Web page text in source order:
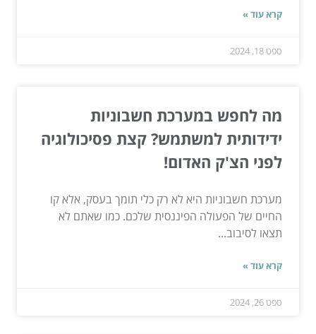
קרא עוד »
ספט 18, 2024
מה לחפש במערכת חשבוניות
ידידותית למשתמש? קצת פסיכולוגיה
לפני הצ'ק האדום!
מערכת חשבוניות היא לא רק כלי תומך בעסק, אלא קו
החיים של הפעולה הפיננסית שלכם. כמו שאתם לא
תצאו לסיבוב...
קרא עוד »
ספט 26, 2024